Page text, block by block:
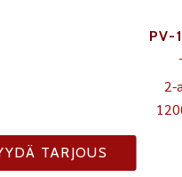
PV-
2-
TARJOUS